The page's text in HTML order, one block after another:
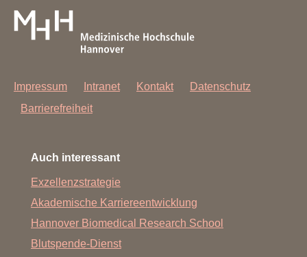
Impressum Intranet Kontakt
Datenschutz
Barrierefreiheit
Auch interessant
Exzellenzstrategie
Akademische Karriereentwicklung
Hannover Biomedical Research School
Blutspende-Dienst